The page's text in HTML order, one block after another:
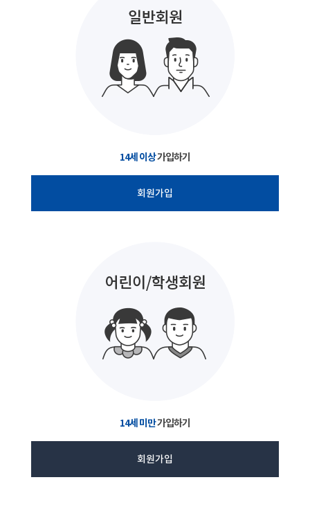
14세 이상가입하기
회원가입
14세 미만가입하기
회원가입